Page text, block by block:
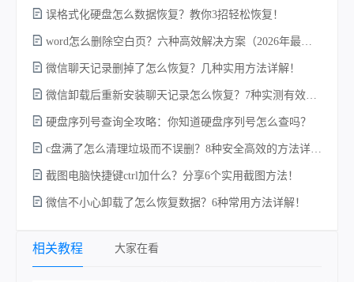
误格式化硬盘怎么数据恢复？教你3招轻松恢复！
word怎么删除空白页？六种高效解决方案（2026年最新实操指南）！
微信聊天记录删掉了怎么恢复？几种实用方法详解！
微信卸载后重新安装聊天记录怎么恢复？7种实测有效的恢复方案详解！
硬盘序列号查询全攻略：你知道硬盘序列号怎么查吗？
c盘满了怎么清理垃圾而不误删？8种安全高效的方法详解+误删恢复指南！
截图电脑快捷键ctrl加什么？分享6个实用截图方法！
微信不小心卸载了怎么恢复数据？6种常用方法详解！
相关教程 大家在看